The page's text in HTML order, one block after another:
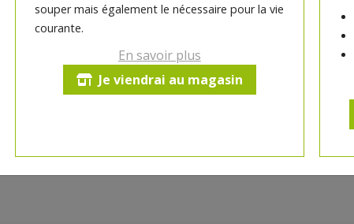
souper mais également le nécessaire pour la vie
courante.
En savoir plus
Je viendrai au magasin
Ce